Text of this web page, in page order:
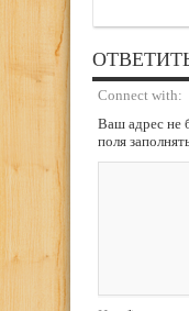
Connect with:
Ваш адрес не
поля